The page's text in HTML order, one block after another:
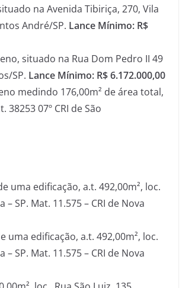
na Avenida Tibiriça, 270, Vila
André/SP. Lance Mínimo: R$
situado na Rua Dom Pedro II 49
SP. Lance Mínimo: R$ 6.172.000,00
medindo 176,00m² de área total,
38253 07º CRI de São
uma edificação, a.t. 492,00m², loc.
SP. Mat. 11.575 – CRI de Nova
uma edificação, a.t. 492,00m², loc.
SP. Mat. 11.575 – CRI de Nova